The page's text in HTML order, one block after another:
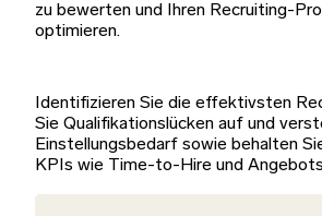
zu bewerten und Ihren Recruiting-
optimieren.
Identifizieren Sie die effektivsten
Sie Qualifikationslücken auf und
Einstellungsbedarf sowie behalten
KPIs wie Time-to-Hire und